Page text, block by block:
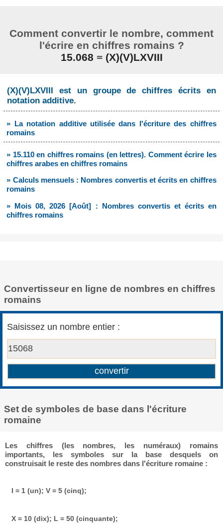
Comment convertir le nombre, comment
l'écrire en chiffres romains ?
15.068 = (X)(V)LXVIII
(X)(V)LXVIII est un groupe de chiffres écrits en
notation additive.
» La notation additive utilisée dans l'écriture des chiffres
romains
» 15.110 en chiffres romains (en lettres). Comment écrire les
chiffres arabes en chiffres romains
» Calculs mensuels : Nombres convertis et écrits en chiffres
romains
» Mois 08, 2026 [Août] : Nombres convertis et écrits en
chiffres romains
Convertisseur en ligne de nombres en chiffres
romains
Saisissez un nombre entier :
Set de symboles de base dans l'écriture
romaine
Les chiffres (les nombres, les numéraux) romains
importants, les symboles sur la base desquels on
construisait le reste des nombres dans l'écriture romaine :
I = 1 (un); V = 5 (cinq);
X = 10 (dix); L = 50 (cinquante);